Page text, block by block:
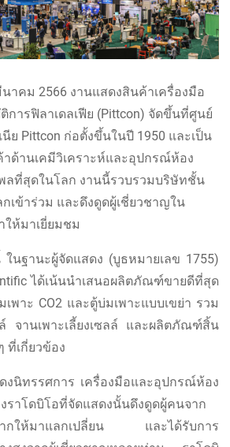
าคม 2566 งานแสดงสินค้าเครื่องมือ
ารฟิลาเดลเฟีย (Pittcon) จัดขึ้นที่ศูนย์
ย Pittcon ก่อตั้งขึ้นในปี 1950 และเป็น
ด้านเคมีวิเคราะห์และอุปกรณ์ห้อง
ลที่สุดในโลก งานนี้รวบรวมบริษัทชั้น
เข้าร่วม และดึงดูดผู้เชี่ยวชาญใน
ห้มาเยี่ยมชม
ในฐานะผู้จัดแสดง (บูธหมายเลข 1755)
ได้เน้นนำเสนอผลิตภัณฑ์ขายดีที่สุด
พาะ CO2 และตู้บ่มเพาะแบบเขย่า รวม
ล์ จานเพาะเลี้ยงเซลล์ และผลิตภัณฑ์สิ้น
ที่เกี่ยวข้อง
งนิทรรศการ เครื่องมือและอุปกรณ์ห้อง
าโดบิโอที่จัดแสดงนั้นดึงดูดผู้คนจาก
มากให้มาแลกเปลี่ยน และได้รับการ